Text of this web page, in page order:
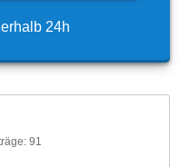
24h
91